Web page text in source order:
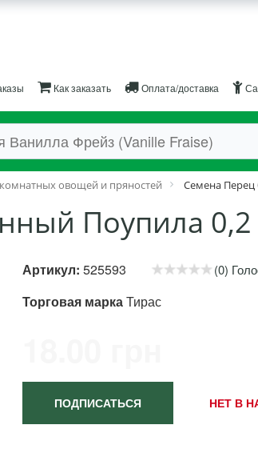
Как заказать Оплата/доставка
овощей и пряностей Семена Перец
Поупила 0,2
Артикул: 525593 (0)
Торговая маркаТирас
ПОДПИСАТЬСЯ НЕТ В